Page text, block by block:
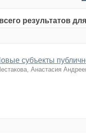
результатов
субъекты
Анастасия